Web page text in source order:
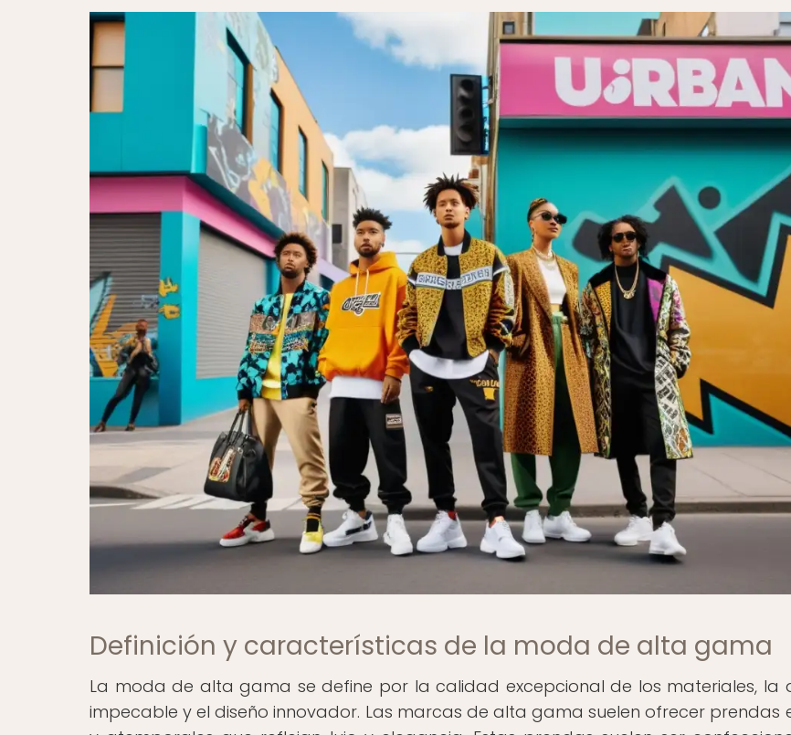
Definición y características de la moda de alta gama
La moda de alta gama se define por la calidad excepcional de los materiales, la
impecable y el diseño innovador. Las marcas de alta gama suelen ofrecer prendas